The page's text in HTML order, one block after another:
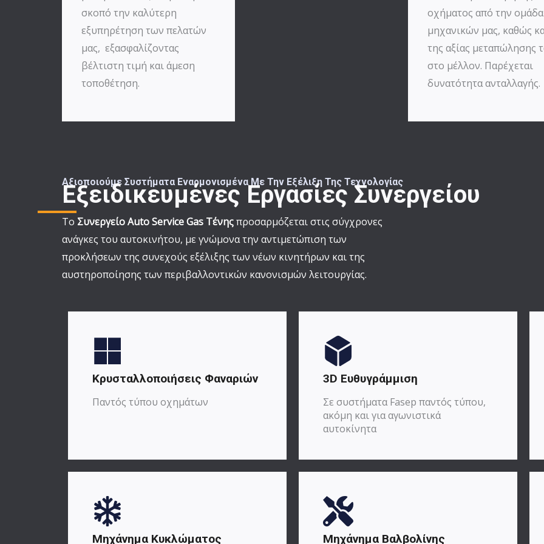
σκοπό την καλύτερη
εξυπηρέτηση των πελατών
μας, εξασφαλίζοντας
βέλτιστη τιμή και άμεση
τοποθέτηση.
οχήματος από την ομάδα
μηχανικών μας, καθώς
της αξίας μεταπώλησης
στο μέλλον. Παρέχεται
δυνατότητα ανταλλαγής.
Αξιοποιούμε Συστήματα Εναρμονισμένα Με Την Εξέλιξη Της Τεχνολογίας
Εξειδικευμένες Εργασίες Συνεργείου
Το Συνεργείο Auto Service Gas Τένηςπροσαρμόζεται στις σύγχρονες
ανάγκες του αυτοκινήτου, με γνώμονα την αντιμετώπιση των
προκλήσεων της συνεχούς εξέλιξης των νέων κινητήρων και της
αυστηροποίησης των περιβαλλοντικών κανονισμών λειτουργίας.
Κρυσταλλοποιήσεις Φαναριών
Παντός τύπου οχημάτων
3D Ευθυγράμμιση
Σε συστήματα Fasep παντός τύπου,
ακόμη και για αγωνιστικά
αυτοκίνητα
Μηχάνημα Κυκλώματος Μηχάνημα Βαλβολίνης